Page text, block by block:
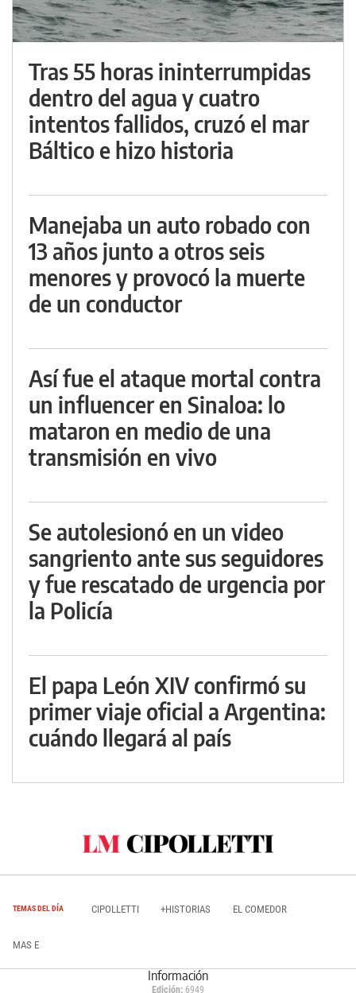
Tras 55 horas ininterrumpidas
dentro del agua y cuatro
intentos fallidos, cruzó el mar
Báltico e hizo historia
Manejaba un auto robado con
13 años junto a otros seis
menores y provocó la muerte
de un conductor
Así fue el ataque mortal contra
un influencer en Sinaloa: lo
mataron en medio de una
transmisión en vivo
Se autolesionó en un video
sangriento ante sus seguidores
y fue rescatado de urgencia por
la Policía
El papa León XIV confirmó su
primer viaje oficial a Argentina:
cuándo llegará al país
TEMAS DEL DÍA CIPOLLETTI +HISTORIAS EL COMEDOR
MAS E
Información
Edición: 6949